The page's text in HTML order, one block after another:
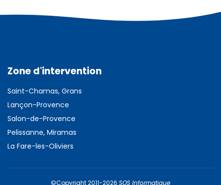
Zone d'intervention
Saint-Chamas, Grans
Lançon-Provence
Salon-de-Provence
Pelissanne, Miramas
La Fare-les-Oliviers
©Copyright 2011-2026 SOS Informatique